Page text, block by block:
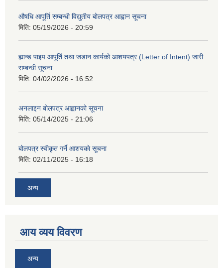
औषधि आपूर्ति सम्बन्धी विद्युतीय बोलपत्र आह्वान सूचना
मिति: 05/19/2026 - 20:59
ह्यान्ड पाइप आपूर्ति तथा जडान कार्यको आशयपत्र (Letter of Intent) जारी
सम्बन्धी सूचना
मिति: 04/02/2026 - 16:52
अनलाइन बोलपत्र आह्वानको सूचना
मिति: 05/14/2025 - 21:06
बोलपत्र स्वीकृत गर्ने आशयकाे सूचना
मिति: 02/11/2025 - 16:18
अन्य
आय व्यय विवरण
अन्य